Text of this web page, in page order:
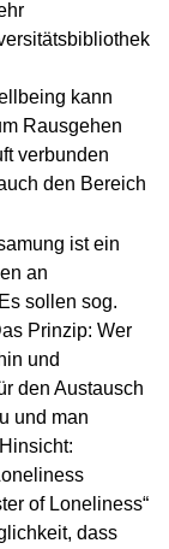
kann
Rausgehen
verbunden
den Bereich
ist ein
an
sollen sog.
Prinzip: Wer
und
den Austausch
und man
of Loneliness“
dass